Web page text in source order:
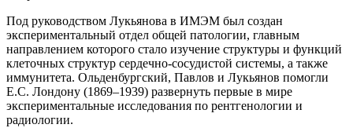
Под руководством Лукьянова в ИМЭМ был создан
экспериментальный отдел общей патологии, главным
направлением которого стало изучение структуры и функций
клеточных структур сердечно-сосудистой системы, а также
иммунитета. Ольденбургский, Павлов и Лукьянов помогли
Е.С. Лондону (1869–1939) развернуть первые в мире
экспериментальные исследования по рентгенологии и
радиологии.